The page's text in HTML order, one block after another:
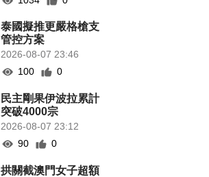
泰國擬推更嚴格槍支
管控方案
2026-08-07 23:46
100
0
民主剛果伊波拉累計
突破4000宗
2026-08-07 23:12
90
0
拱關截澳門女子超額